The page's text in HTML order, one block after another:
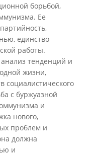
борьбой,
Ее
единство
работы.
тенденций и
жизни,
социалистического
с буржуазной
и
нового,
проблем и
должна
и